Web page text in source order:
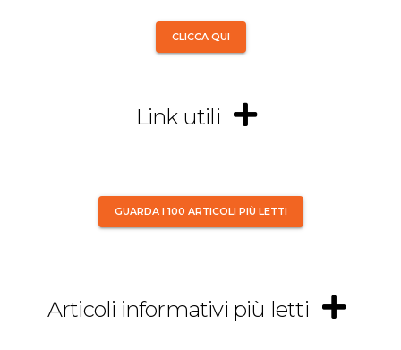
CLICCA QUI
Link utili
GUARDA I 100 ARTICOLI PIÙ LETTI
Articoli informativi più letti